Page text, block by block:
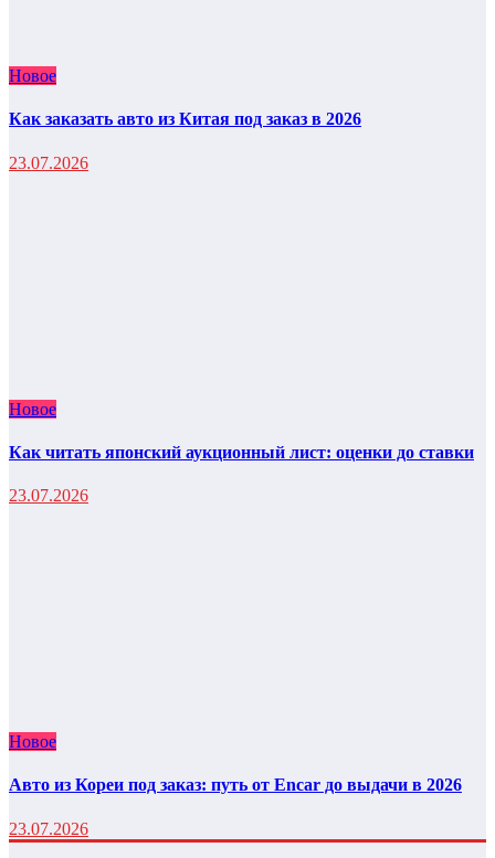
Новое
Как заказать авто из Китая под заказ в 2026
23.07.2026
Новое
Как читать японский аукционный лист: оценки до ставки
23.07.2026
Новое
Авто из Кореи под заказ: путь от Encar до выдачи в 2026
23.07.2026